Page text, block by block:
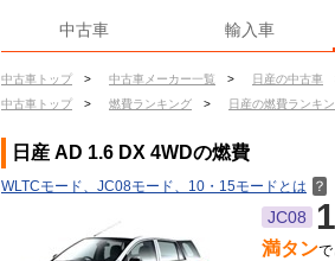
中古車 輸入車
中古車トップ > 中古車メーカー一覧 > 日産の中古車
中古車トップ
> 燃費ランキング > 日産の燃費ランキ
日産 AD 1.6 DX 4WDの燃費
WLTCモード、JC08モード、10・15モードとは ？
JC08
満タン